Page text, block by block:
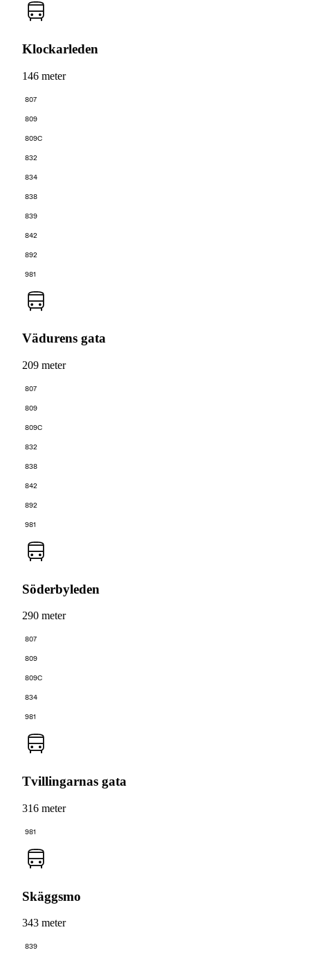
Klockarleden
146 meter
807
809
809C
832
834
838
839
842
892
981
Vädurens gata
209 meter
807
809
809C
832
838
842
892
981
Söderbyleden
290 meter
807
809
809C
834
981
Tvillingarnas gata
316 meter
981
Skäggsmo
343 meter
839